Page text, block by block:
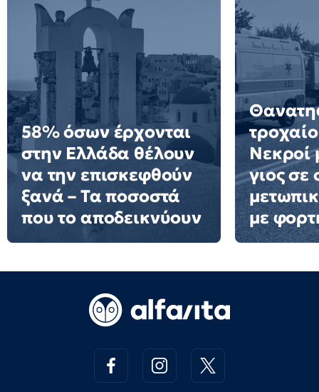
58% όσων έρχονται
στην Ελλάδα θέλουν
να την επισκεφθούν
ξανά – Τα ποσοστά
που το αποδεικνύουν
Νεκροί
γιος
με